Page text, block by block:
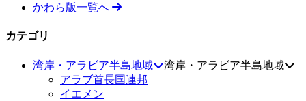
かわら版一覧へ
カテゴリ
湾岸・アラビア半島地域
湾岸・アラビア半島地域
アラブ首長国連邦
イエメン